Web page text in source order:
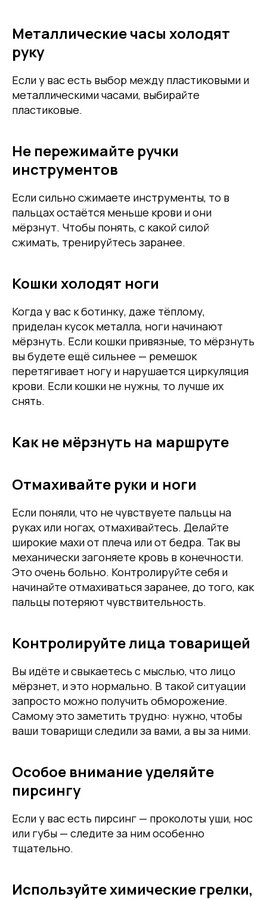
Металлические часы холодят
руку
Если у вас есть выбор между пластиковыми и
металлическими часами, выбирайте
пластиковые.
Не пережимайте ручки
инструментов
Если сильно сжимаете инструменты, то в
пальцах остаётся меньше крови и они
мёрзнут. Чтобы понять, с какой силой
сжимать, тренируйтесь заранее.
Кошки холодят ноги
Когда у вас к ботинку, даже тёплому,
приделан кусок металла, ноги начинают
мёрзнуть. Если кошки привязные, то мёрзнуть
вы будете ещё сильнее — ремешок
перетягивает ногу и нарушается циркуляция
крови. Если кошки не нужны, то лучше их
снять.
Как не мёрзнуть на маршруте
Отмахивайте руки и ноги
Если поняли, что не чувствуете пальцы на
руках или ногах, отмахивайтесь. Делайте
широкие махи от плеча или от бедра. Так вы
механически загоняете кровь в конечности.
Это очень больно. Контролируйте себя и
начинайте отмахиваться заранее, до того, как
пальцы потеряют чувствительность.
Контролируйте лица товарищей
Вы идёте и свыкаетесь с мыслью, что лицо
мёрзнет, и это нормально. В такой ситуации
запросто можно получить обморожение.
Самому это заметить трудно: нужно, чтобы
ваши товарищи следили за вами, а вы за ними.
Особое внимание уделяйте
пирсингу
Если у вас есть пирсинг — проколоты уши, нос
или губы — следите за ним особенно
тщательно.
Используйте химические грелки,